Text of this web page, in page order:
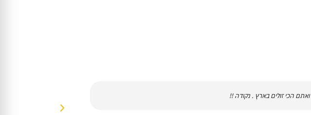
ואתם הכי זולים בארץ . נקודה !!